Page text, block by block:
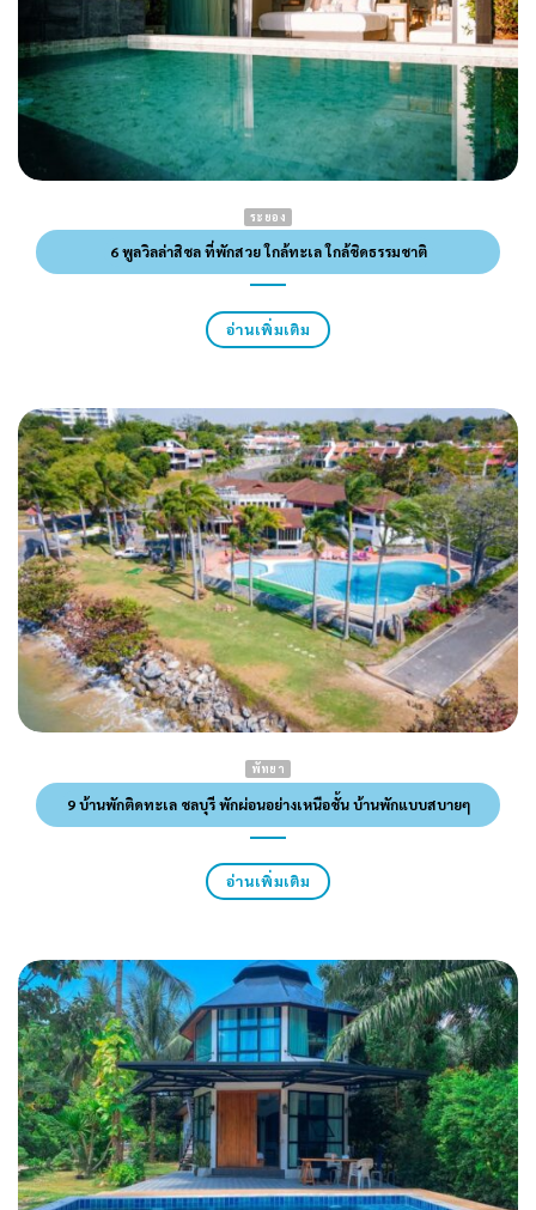
ระยอง
6 พูลวิลล่าสิชล ที่พักสวย ใกล้ทะเล ใกล้ชิดธรรมชาติ
อ่านเพิ่มเติม
พัทยา
9 บ้านพักติดทะเล ชลบุรี พักผ่อนอย่างเหนือชั้น บ้านพักแบบสบายๆ
อ่านเพิ่มเติม